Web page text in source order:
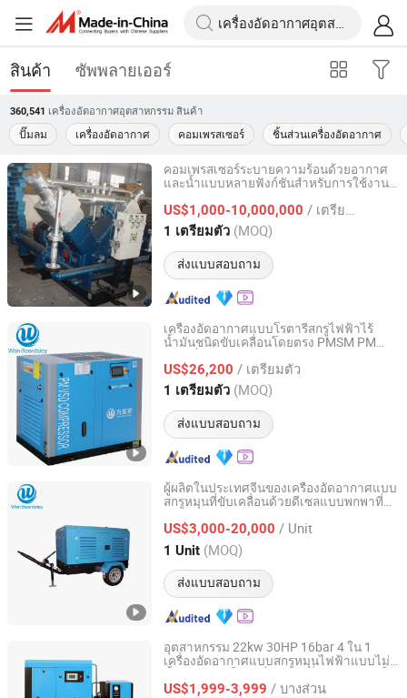
สินค้า ซัพพลายเออร์
360,541 เครื่องอัดอากาศอุตสาหกรรม สินค้า
ปั๊มลม เครื่องอัดอากาศ คอมเพรสเซอร์ ชิ้นส่วนเครื่องอัดอากาศ
คอมเพรสเซอร์ระบายความร้อนด้วยอากาศ
และน้ำแบบหลายฟังก์ชันสำหรับการใช้งาน
US$1,000-10,000,000 / เตรียมตัว
1 เตรียมตัว (MOQ)
ส่งแบบสอบถาม
Anhui Hongshen Energy Equipment Co., Ltd.
Anhui, China อัตราจาก 2026
เครื่องอัดอากาศแบบโรตารี่สกรูไฟฟ้าไร้
น้ำมันชนิดขับเคลื่อนโดยตรง PMSM PM
Copco 7 8 10
US$26,200 / เตรียมตัว
1 เตรียมตัว (MOQ)
ส่งแบบสอบถาม
Wan Beardsley Compressor Machinery (Shanghai) Co.,
Ltd.
Shanghai, China อัตราจาก 2018
ผู้ผลิตในประเทศจีนของเครื่องอัดอากาศแบบ
สกรูหมุนที่ขับเคลื่อนด้วยดีเซลแบบพกพาที่มี
US$3,000-20,000 / Unit
1 Unit (MOQ)
ส่งแบบสอบถาม
Wan Beardsley Compressor Machinery (Shanghai) Co.,
Shanghai, China อัตราจาก 2018
อุตสาหกรรม 22kw 30HP 16bar 4 ใน 1
เครื่องอัดอากาศแบบสกรูหมุนไฟฟ้าแบบไม่มี
สำหรับเครื่องตัดเลเซอร์
US$1,999-3,999 / บางส่วน
Fuzhou Tuowei Mechanical & Electrical Equipment Co.,